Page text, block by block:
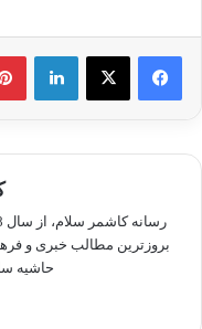
بروزترین مطالب خبری و
حاشیه